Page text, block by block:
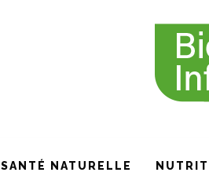
SANTÉ NATURELLE